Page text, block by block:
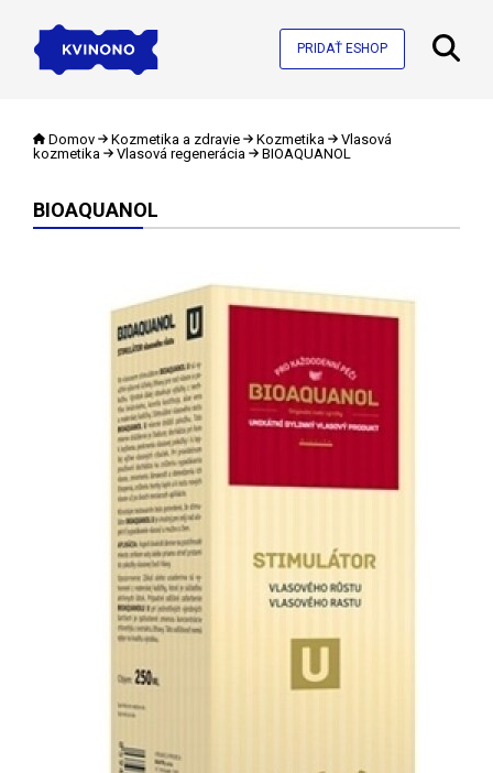
PRIDAŤ ESHOP
Domov Kozmetika a zdravie Kozmetika
Vlasová
kozmetika
Vlasová regenerácia BIOAQUANOL
BIOAQUANOL